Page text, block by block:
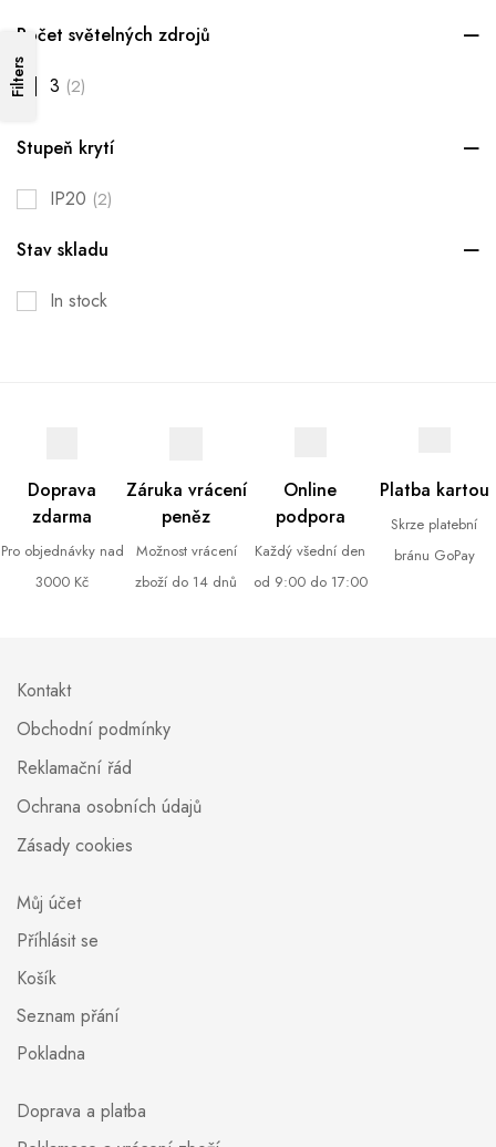
Počet světelných zdrojů
3 (2)
Stupeň krytí
IP20 (2)
Stav skladu
In stock
Filters
Doprava
zdarma
Pro objednávky nad
3000 Kč
Záruka vrácení
peněz
Možnost vrácení
zboží do 14 dnů
Online
podpora
Každý všední den
od 9:00 do 17:00
Platba kartou
Skrze platební
bránu GoPay
Kontakt
Obchodní podmínky
Reklamační řád
Ochrana osobních údajů
Zásady cookies
Můj účet
Příhlásit se
Košík
Seznam přání
Pokladna
Doprava a platba